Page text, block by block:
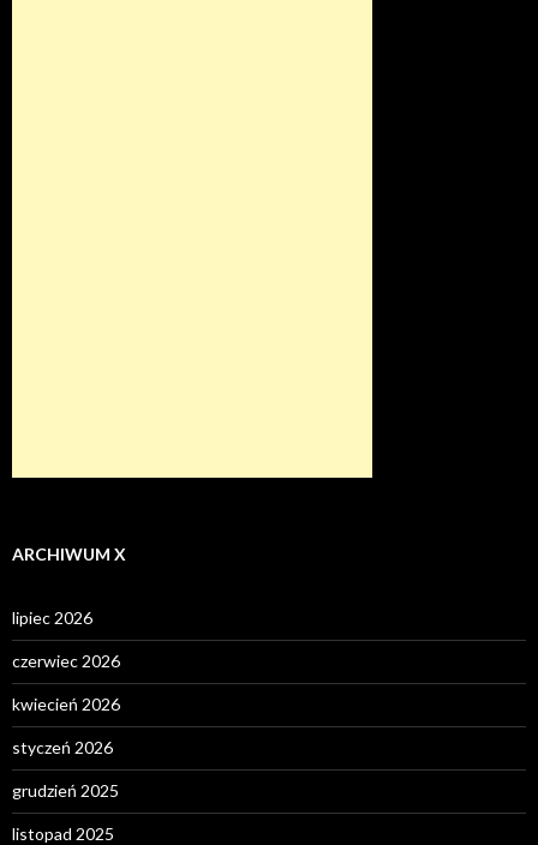
ARCHIWUM X
lipiec 2026
czerwiec 2026
kwiecień 2026
styczeń 2026
grudzień 2025
listopad 2025